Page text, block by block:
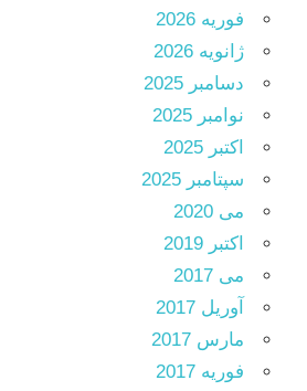
فوریه 2026
ژانویه 2026
دسامبر 2025
نوامبر 2025
اکتبر 2025
سپتامبر 2025
می 2020
اکتبر 2019
می 2017
آوریل 2017
مارس 2017
فوریه 2017